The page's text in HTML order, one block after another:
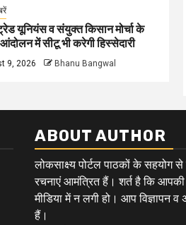
यूनियंस व संयुक्त किसान मोर्चा के
में सीटू भी करेगी हिस्सेदारी
9, 2026 Bhanu Bangwal
ABOUT AUTHOR
लोकसाक्ष्य पोर्टल पाठकों के सहयोग
रचनाएं आमंत्रित हैं। शर्त है कि
मीडिया में न लगी हो। आप विज्ञापन
हैं।